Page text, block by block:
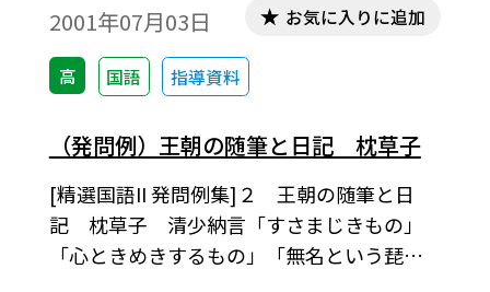
2001年07月03日
高 国語 指導資料
お気に入りに追加
（発問例）王朝の随筆と日記 枕草子
[精選国語II 発問例集]２ 王朝の随筆と日
記 枕草子 清少納言「すさまじきもの」
「心ときめきするもの」「無名という琵琶